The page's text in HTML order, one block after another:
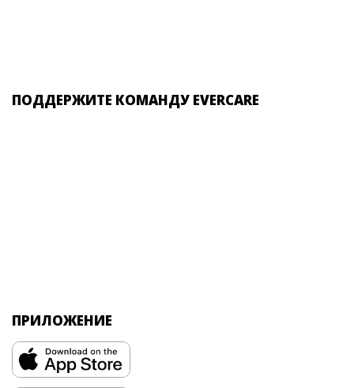
ПОДДЕРЖИТЕ КОМАНДУ EVERCARE
ПРИЛОЖЕНИЕ